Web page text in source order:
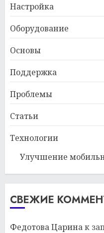
Настройка
Оборудование
Основы
Поддержка
Проблемы
Статьи
Технологии
Улучшение
СВЕЖИЕ
Федотова Царинак